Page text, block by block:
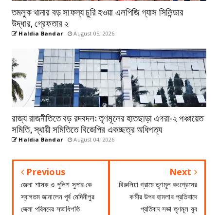
তমলুক থানার বড় সাফল্য চুরি হওয়া এলপিজি গ্যাস সিলিন্ডার
উদ্ধার, গ্রেফতার ২
Haldia Bandar August 05, 2026
রাজ্য রাজনীতিতে বড় রদবদল: তৃণমূলের হাতছাড়া এগরা-২ পঞ্চায়েত
সমিতি, স্থায়ী সমিতিতে বিজেপির একচ্ছত্র অধিপত্য
Haldia Bandar August 04, 2026
Previous
জেলা শাসক ও পুলিশ সুপার কে
স্বাগতম জানালেন পূর্ব মেদিনীপুর
জেলা পরিষদের সভাধিপতি
Next
বিরুলিয়া গ্রামে তৃণমূল কংগ্রেসের
কর্মীর উপর হামলার প্রতিবাদে
প্রতিবাদ সভা তৃণমূল যুব